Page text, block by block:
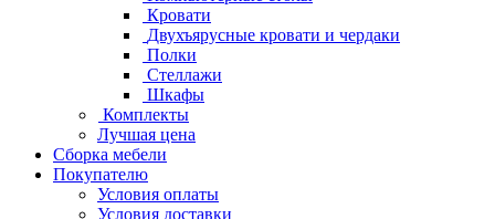
Кровати
Двухъярусные кровати и чердаки
Полки
Стеллажи
Шкафы
Комплекты
Лучшая цена
Сборка мебели
Покупателю
Условия оплаты
Условия доставки